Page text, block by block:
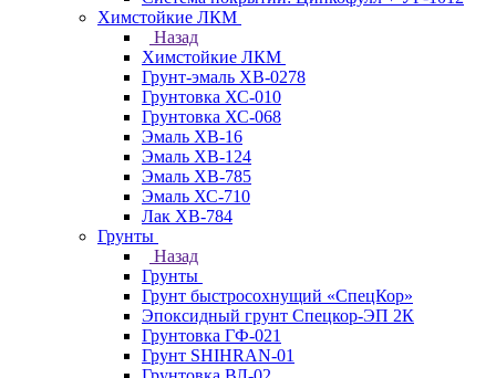
Химстойкие ЛКМ
Назад
Химстойкие ЛКМ
Грунт-эмаль ХВ-0278
Грунтовка ХС-010
Грунтовка ХС-068
Эмаль ХВ-16
Эмаль ХВ-124
Эмаль ХВ-785
Эмаль ХС-710
Лак ХВ-784
Грунты
Назад
Грунты
Грунт быстросохнущий «СпецКор»
Эпоксидный грунт Спецкор-ЭП 2К
Грунтовка ГФ-021
Грунт SHIHRAN-01